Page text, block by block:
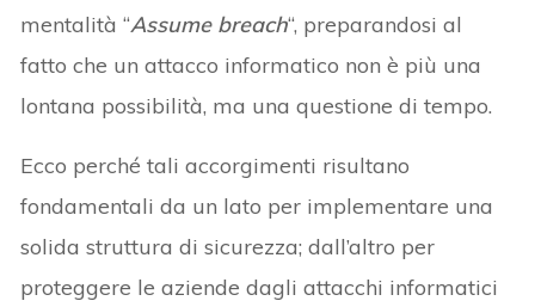
mentalità “Assume breach“, preparandosi al
fatto che un attacco informatico non è più una
lontana possibilità, ma una questione di tempo.
Ecco perché tali accorgimenti risultano
fondamentali da un lato per implementare una
solida struttura di sicurezza; dall’altro per
proteggere le aziende dagli attacchi informatici